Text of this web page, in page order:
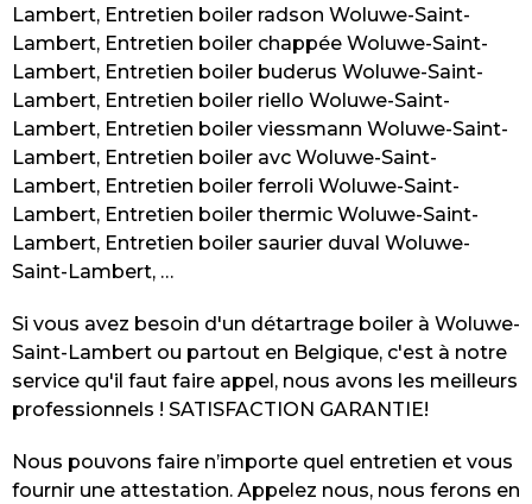
Lambert, Entretien boiler radson Woluwe-Saint-
Lambert, Entretien boiler chappée Woluwe-Saint-
Lambert, Entretien boiler buderus Woluwe-Saint-
Lambert, Entretien boiler riello Woluwe-Saint-
Lambert, Entretien boiler viessmann Woluwe-Saint-
Lambert, Entretien boiler avc Woluwe-Saint-
Lambert, Entretien boiler ferroli Woluwe-Saint-
Lambert, Entretien boiler thermic Woluwe-Saint-
Lambert, Entretien boiler saurier duval Woluwe-
Saint-Lambert, …
Si vous avez besoin d'un détartrage boiler à Woluwe-
Saint-Lambert ou partout en Belgique, c'est à notre
service qu'il faut faire appel, nous avons les meilleurs
professionnels ! SATISFACTION GARANTIE!
Nous pouvons faire n’importe quel entretien et vous
fournir une attestation. Appelez nous, nous ferons en